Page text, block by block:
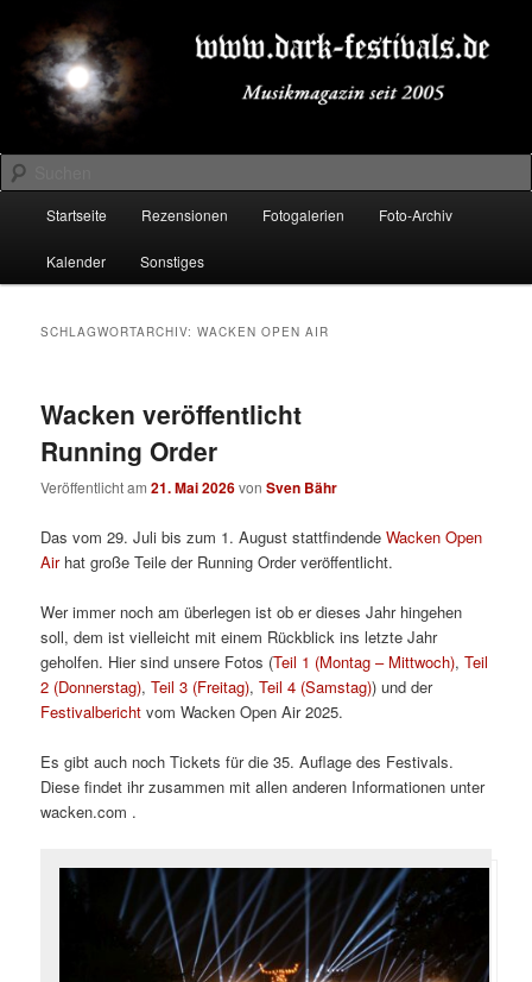
primären
Inhalt
springen
sekundären
Inhalt
springenDARK-FESTIVALS.DE
Suchen
Startseite Rezensionen Fotogalerien Foto-Archiv
Kalender Sonstiges
SCHLAGWORTARCHIV:WACKEN OPEN AIR
Wacken veröffentlicht
Running Order
Veröffentlicht am21. Mai 2026vonSven Bähr
Das vom 29. Juli bis zum 1. August stattfindendeWacken Open
Airhat große Teile der Running Order veröffentlicht.
Wer immer noch am überlegen ist ob er dieses Jahr hingehen
soll, dem ist vielleicht mit einem Rückblick ins letzte Jahr
geholfen. Hier sind unsere Fotos (Teil 1 (Montag – Mittwoch),Teil
2 (Donnerstag),Teil 3 (Freitag),Teil 4 (Samstag)) und der
Festivalbericht vom Wacken Open Air 2025.
Es gibt auch noch Tickets für die 35. Auflage des Festivals.
Diese findet ihr zusammen mit allen anderen Informationen unter
wacken.com .